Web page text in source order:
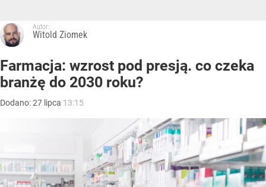
Autor:
Witold Ziomek
Farmacja: wzrost pod presją. co czeka
branżę do 2030 roku?
Dodano:27 lipca 13:15